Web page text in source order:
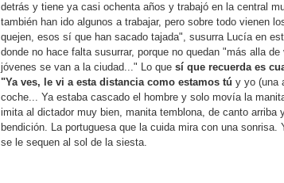
detrás y tiene ya casi ochenta años y trabajó en la central
también han ido algunos a trabajar, pero sobre todo vienen
quejen, esos sí que han sacado tajada", susurra Lucía en
donde no hace falta susurrar, porque no quedan "más alla
jóvenes se van a la ciudad..." Lo que sí que recuerda es
"Ya ves, le vi a esta distancia como estamos tú y yo (una
coche... Ya estaba cascado el hombre y solo movía la
imita al dictador muy bien, manita temblona, de canto arriba
bendición. La portuguesa que la cuida mira con una sonrisa.
se le sequen al sol de la siesta.